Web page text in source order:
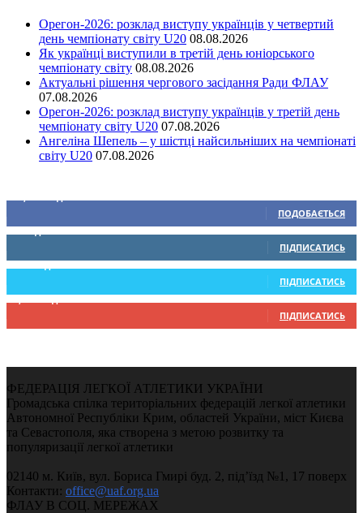
Орегон-2026: розклад виступу українців у четвертий
день чемпіонату світу U20 08.08.2026
Як українці виступили в третій день юніорського
чемпіонату світу 08.08.2026
Актуальні рішення чергового засідання Ради ФЛАУ
07.08.2026
Орегон-2026: розклад виступу українців у третій день
чемпіонату світу U20 07.08.2026
Ангеліна Шепель – у шістці найсильніших на чемпіонаті
світу U20 07.08.2026
ПОДОБАЄТЬСЯ
0 Підписників
ПІДПИСАТИСЬ
234 Підписників
ПІДПИСАТИСЬ
9,370 Підписників
ПІДПИСАТИСЬ
ФЕДЕРАЦІЯ ЛЕГКОЇ АТЛЕТИКИ УКРАЇНИ
Громадська спілка територіальних федерацій легкої атлетики
Автономної Республіки Крим, областей України, міст Києва
та Севастополя, яка створена з метою розвитку та
популяризації легкої атлетики
02140 м. Київ, вул. Бориса Гмирі буд. 2, під’їзд №1, 17 поверх
Контакти: office@uaf.org.ua
ФЛАУ В СОЦ. МЕРЕЖАХ